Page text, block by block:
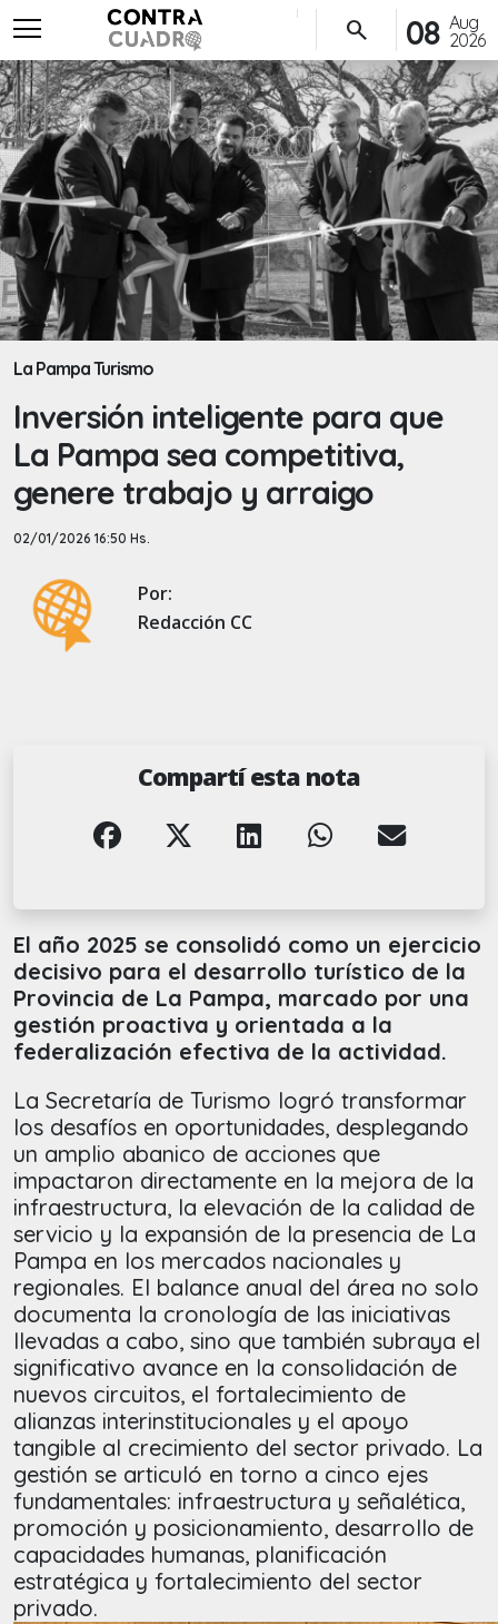
menu
Aug
2026
08
search
La Pampa Turismo
Inversión inteligente para que
La Pampa sea competitiva,
genere trabajo y arraigo
02/01/2026 16:50 Hs.
Por:
Redacción CC
Compartí esta nota
El año 2025 se consolidó como un ejercicio
decisivo para el desarrollo turístico de la
Provincia de La Pampa, marcado por una
gestión proactiva y orientada a la
federalización efectiva de la actividad.
La Secretaría de Turismo logró transformar
los desafíos en oportunidades, desplegando
un amplio abanico de acciones que
impactaron directamente en la mejora de la
infraestructura, la elevación de la calidad de
servicio y la expansión de la presencia de La
Pampa en los mercados nacionales y
regionales. El balance anual del área no solo
documenta la cronología de las iniciativas
llevadas a cabo, sino que también subraya el
significativo avance en la consolidación de
nuevos circuitos, el fortalecimiento de
alianzas interinstitucionales y el apoyo
tangible al crecimiento del sector privado. La
gestión se articuló en torno a cinco ejes
fundamentales: infraestructura y señalética,
promoción y posicionamiento, desarrollo de
capacidades humanas, planificación
estratégica y fortalecimiento del sector
privado.